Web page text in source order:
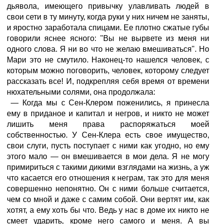
дьявола, имеющего привычку улавливать людей в
свои сети в ту минуту, когда руки у них ничем не заняты,
и яростно заработала спицами. Ее плотно сжатые губы
говорили яснее ясного: "Вы не вырвете из меня ни
одного слова. Я ни во что не желаю вмешиваться". Но
Мари это не смутило. Наконец-то нашелся человек, с
которым можно поговорить, человек, которому следует
рассказать все! И, подкрепляя себя время от времени
нюхательными солями, она продолжала:
— Когда мы с Сен-Клером поженились, я принесла
ему в приданое и капитал и негров, и никто не может
лишить меня права распоряжаться моей
собственностью. У Сен-Клера есть свое имущество,
свои слуги, пусть поступает с ними как угодно, но ему
этого мало — он вмешивается в мои дела. Я не могу
примириться с такими дикими взглядами на жизнь, а уж
что касается его отношения к неграм, так это для меня
совершенно непонятно. Он с ними больше считается,
чем со мной и даже с самим собой. Они вертят им, как
хотят, а ему хоть бы что. Ведь у нас в доме их никто не
смеет ударить, кроме него самого и меня. А вы